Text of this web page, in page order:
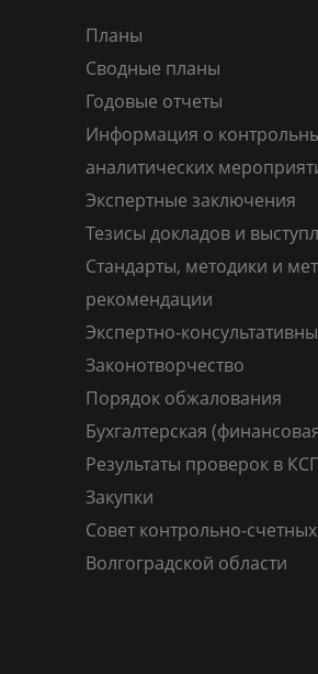
Планы
Сводные планы
Годовые отчеты
Информация о
аналитических
Экспертные заключения
Тезисы докладов и
Стандарты, методики и
рекомендации
Экспертно-
Законотворчество
Порядок обжалования
Бухгалтерская
Результаты проверок в
Закупки
Совет контрольно-
Волгоградской области